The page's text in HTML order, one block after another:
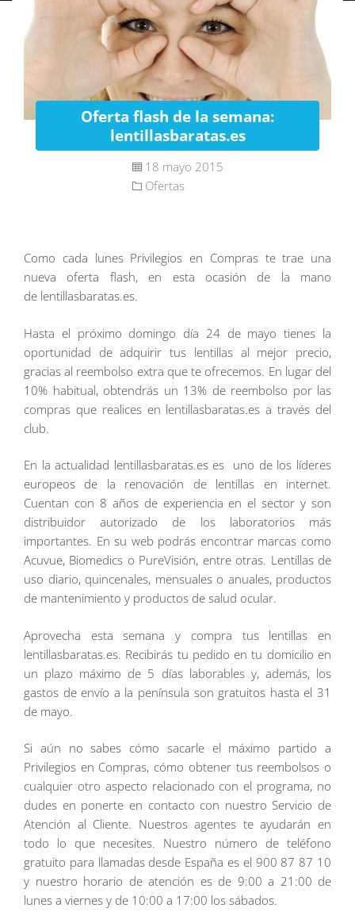
Oferta flash de la semana:
lentillasbaratas.es
18 mayo 2015
Ofertas
Como cada lunes Privilegios en Compras te trae una
nueva oferta flash, en esta ocasión de la mano
de lentillasbaratas.es.
Hasta el próximo domingo día 24 de mayo tienes la
oportunidad de adquirir tus lentillas al mejor precio,
gracias al reembolso extra que te ofrecemos. En lugar del
10% habitual, obtendrás un 13% de reembolso por las
compras que realices en lentillasbaratas.es a través del
club.
En la actualidad lentillasbaratas.es es uno de los líderes
europeos de la renovación de lentillas en internet.
Cuentan con 8 años de experiencia en el sector y son
distribuidor autorizado de los laboratorios más
importantes. En su web podrás encontrar marcas como
Acuvue, Biomedics o PureVisión, entre otras. Lentillas de
uso diario, quincenales, mensuales o anuales, productos
de mantenimiento y productos de salud ocular.
Aprovecha esta semana y compra tus lentillas en
lentillasbaratas.es. Recibirás tu pedido en tu domicilio en
un plazo máximo de 5 días laborables y, además, los
gastos de envío a la península son gratuitos hasta el 31
de mayo.
Si aún no sabes cómo sacarle el máximo partido a
Privilegios en Compras, cómo obtener tus reembolsos o
cualquier otro aspecto relacionado con el programa, no
dudes en ponerte en contacto con nuestro Servicio de
Atención al Cliente. Nuestros agentes te ayudarán en
todo lo que necesites. Nuestro número de teléfono
gratuito para llamadas desde España es el 900 87 87 10
y nuestro horario de atención es de 9:00 a 21:00 de
lunes a viernes y de 10:00 a 17:00 los sábados.